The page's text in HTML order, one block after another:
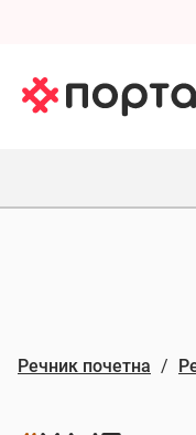
Речник почетна